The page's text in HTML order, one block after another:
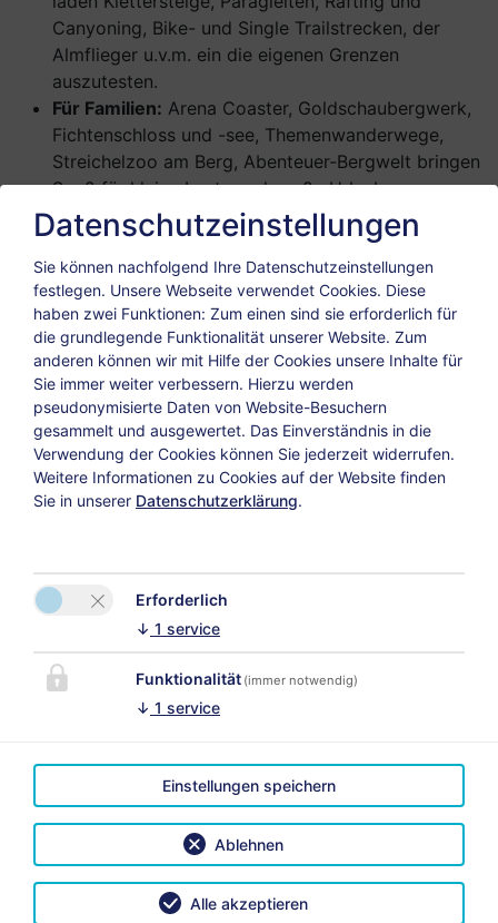
Canyoning, Bike- und Single Trailstrecken, der
Almflieger u.v.m. ein die eigenen Grenzen
auszutesten.
Für Familien: Arena Coaster, Goldschaubergwerk,
Fichtenschloss und -see, Themenwanderwege,
Streichelzoo am Berg, Abenteuer-Bergwelt bringen
Spaß für kleine Leute und große Urlauber.
Die Region erschmecken:Das BrauKunstHaus
von Zillertal Bier der Brauerei Zell am Ziller
vermittelt Einblicke in Tradition und Gegenwart
von Tirols ältester Privatbrauerei. Und natürlich
können die Bierspezialitäten auch verkostet
werden. Tipp: Gauder-Fest– jedes erste
Wochenende im Mai findet das traditionelle
Frühlings- und Trachtenfest in Zell am Ziller statt.
Wir haben jede Menge Tipps und Vorschläge für Ski-,
Wander- und Spaziergangs Touren sowie Ausflugsziele
in die nahe oder auch weitere Umgebung. Nutzen Sie
KONTAKT
Villa
Himmlgassl
Gerlinde Erler
Zellbergeben 41
Bitte aktivieren Sie in den
LINKS
Datenschutzeinstellungen
Sie können nachfolgend Ihre Datenschutzeinstellungen
festlegen. Unsere Webseite verwendet Cookies. Diese
haben zwei Funktionen: Zum einen sind sie erforderlich für
die grundlegende Funktionalität unserer Website. Zum
anderen können wir mit Hilfe der Cookies unsere Inhalte für
Sie immer weiter verbessern. Hierzu werden
pseudonymisierte Daten von Website-Besuchern
gesammelt und ausgewertet. Das Einverständnis in die
Verwendung der Cookies können Sie jederzeit widerrufen.
Weitere Informationen zu Cookies auf der Website finden
Sie in unserer Datenschutzerklärung.
Erforderlich
↓ 1 service
Funktionalität (immer notwendig)
↓ 1 service
Ablehnen
Einstellungen speichern
Alle akzeptieren